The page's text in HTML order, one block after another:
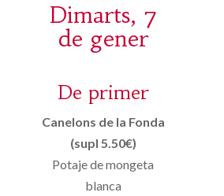
Dimarts, 7
de gener
De primer
Canelons de la Fonda
(supl 5.50€)
Potaje de mongeta
blanca